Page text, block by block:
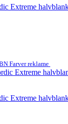
Extreme
Farver reklame
Extreme